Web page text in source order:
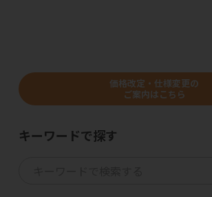
価格改定・仕様変更の
ご案内はこちら
キーワードで探す